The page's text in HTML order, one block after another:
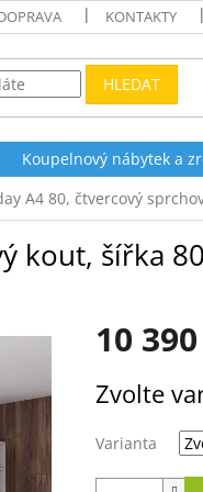
KONTAKTY
HLEDAT
Koupelnový nábytek a
A4 80, čtvercový
kout, šířka
10
cena:
Zvolte
Varianta